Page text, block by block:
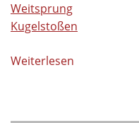
Weitsprung
Kugelstoßen
Weiterlesen